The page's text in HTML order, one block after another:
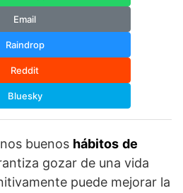
Email
Raindrop
Reddit
Bluesky
buenos hábitos de
gozar de una vida
puede mejorar la